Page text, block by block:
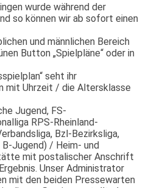
wurde während der
so können wir ab sofort einen
und männlichen Bereich
Button „Spielpläne“ oder in
seht ihr
mit Uhrzeit / die Altersklasse
Jugend, FS-
RPS-Rheinland-
Bzl-Bezirksliga,
Jugend) / Heim- und
mit postalischer Anschrift
Unser Administrator
mit den beiden Pressewarten